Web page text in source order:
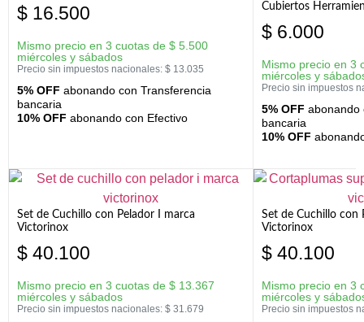
$ 16.500
Mismo precio en 3 cuotas de $ 5.500
miércoles y sábados
Precio sin impuestos nacionales: $ 13.035
5% OFF abonando con Transferencia
bancaria
10% OFF abonando con Efectivo
Cubiertos
$ 6.000
Mismo precio en 3
miércoles y
Precio sin impuestos
5% OFF abonando
bancaria
10% OFF
Set de Cuchillo con Pelador I marca
Victorinox
$ 40.100
Mismo precio en 3 cuotas de $ 13.367
miércoles y sábados
Precio sin impuestos nacionales: $ 31.679
Set de Cuchillo con
Victorinox
$ 40.100
Mismo precio en 3
miércoles y
Precio sin impuestos